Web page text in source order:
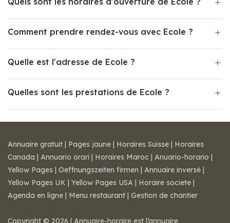
Comment prendre rendez-vous avec Ecole ?
Quelle est l'adresse de Ecole ?
Quelles sont les prestations de Ecole ?
Annuaire gratuit | Pages jaune | Horaires Suisse | Horaires
Canada | Annuario orari | Horaires Maroc | Anuario-horario |
Yellow Pages | Oeffnungszeiten firmen | Annuaire inversé |
Yellow Pages UK | Yellow Pages USA | Horaire societe |
Agenda en ligne | Menu restaurant | Gestion de chantier
Copyright © 2026 | Annuaire-horaire est l’annuaire